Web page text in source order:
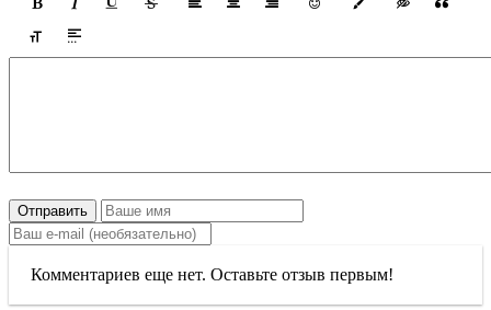
Отправить
Комментариев еще нет. Оставьте отзыв первым!